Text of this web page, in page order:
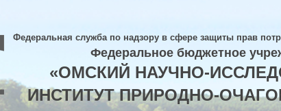
Федеральная служба по надзору в сфере защиты прав
Федеральное бюджетное
«ОМСКИЙ НАУЧНО-
ИНСТИТУТ ПРИРОДНО-